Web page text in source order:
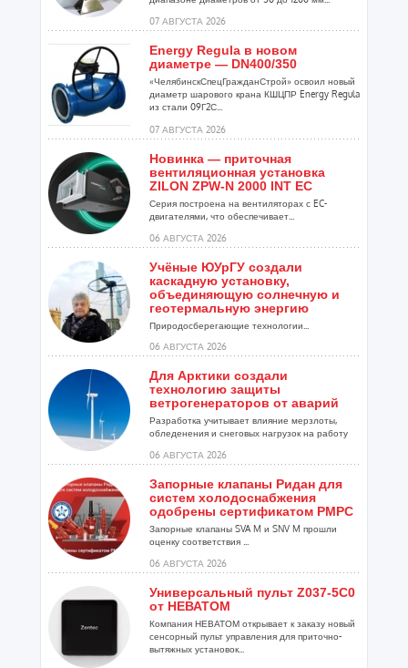
07 АВГУСТА 2026
Energy Regula в новом
диаметре — DN400/350
«ЧелябинскСпецГражданСтрой» освоил новый
диаметр шарового крана КШЦПР Energy Regula
из стали 09Г2С...
07 АВГУСТА 2026
Новинка — приточная
вентиляционная установка
ZILON ZPW-N 2000 INT EC
Серия построена на вентиляторах с EC-
двигателями, что обеспечивает...
06 АВГУСТА 2026
Учёные ЮУрГУ создали
каскадную установку,
объединяющую солнечную и
геотермальную энергию
Природосберегающие технологии...
06 АВГУСТА 2026
Для Арктики создали
технологию защиты
ветрогенераторов от аварий
Разработка учитывает влияние мерзлоты,
обледенения и снеговых нагрузок на работу
06 АВГУСТА 2026
Запорные клапаны Ридан для
систем холодоснабжения
одобрены сертификатом РМРС
Запорные клапаны SVA M и SNV M прошли
оценку соответствия ...
06 АВГУСТА 2026
Универсальный пульт Z037-5C0
от НЕВАТОМ
Компания НЕВАТОМ открывает к заказу новый
сенсорный пульт управления для приточно-
вытяжных установок...